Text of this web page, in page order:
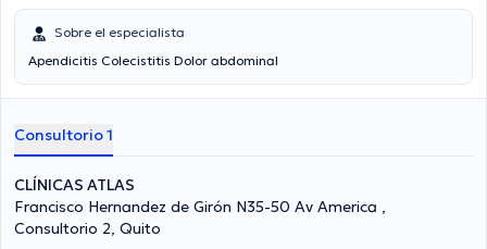
Sobre el especialista
Apendicitis Colecistitis Dolor abdominal
Consultorio 1
CLÍNICAS ATLAS
Francisco Hernandez de Girón N35-50 Av America ,
Consultorio 2, Quito